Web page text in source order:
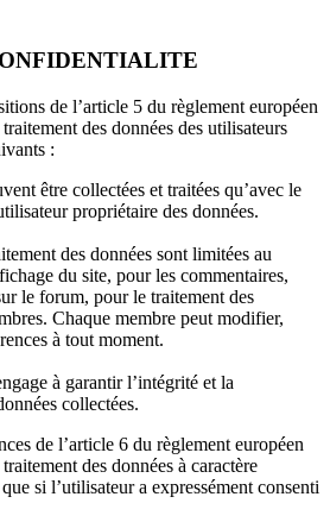
de l’article 5 du règlement européen
des données des utilisateurs
:
être collectées et traitées qu’avec le
propriétaire des données.
des données sont limitées au
du site, pour les commentaires,
le forum, pour le traitement des
Chaque membre peut modifier,
à tout moment.
à garantir l’intégrité et la
collectées.
de l’article 6 du règlement européen
des données à caractère
si l’utilisateur a expressément consenti